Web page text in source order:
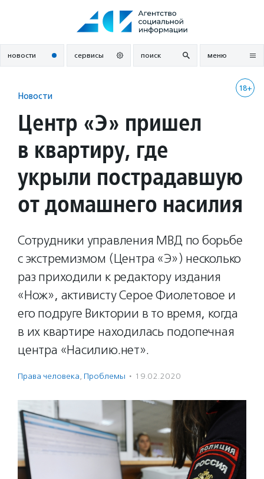
новости сервисы поиск меню
18+
Новости
Центр «Э» пришел
в квартиру, где
укрыли пострадавшую
от домашнего насилия
Сотрудники управления МВД по борьбе
с экстремизмом (Центра «Э») несколько
раз приходили к редактору издания
«Нож», активисту Серое Фиолетовое и
его подруге Виктории в то время, когда
в их квартире находилась подопечная
центра «Насилию.нет».
Права человека, Проблемы · 19.02.2020